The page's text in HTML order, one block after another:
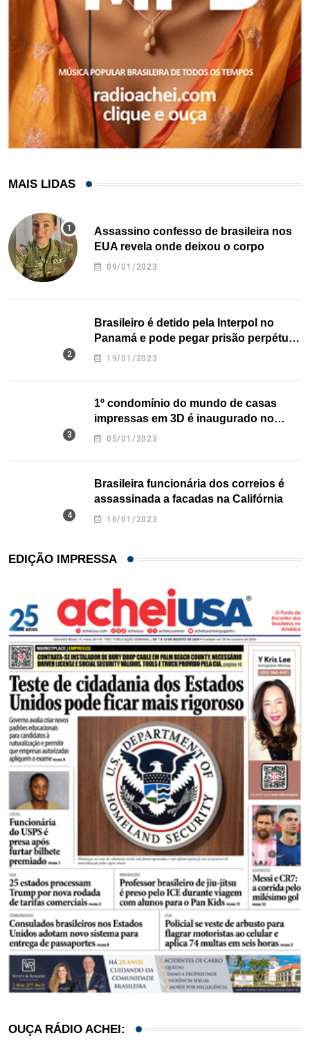
MAIS LIDAS
Assassino confesso de brasileira nos
EUA revela onde deixou o corpo
09/01/2023
Brasileiro é detido pela Interpol no
Panamá e pode pegar prisão perpétua
nos EUA
19/01/2023
1º condomínio do mundo de casas
impressas em 3D é inaugurado no
Texas
05/01/2023
Brasileira funcionária dos correios é
assassinada a facadas na Califórnia
16/01/2023
EDIÇÃO IMPRESSA
OUÇA RÁDIO ACHEI: